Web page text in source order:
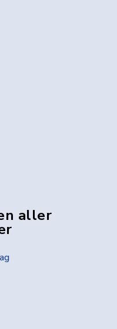
aller